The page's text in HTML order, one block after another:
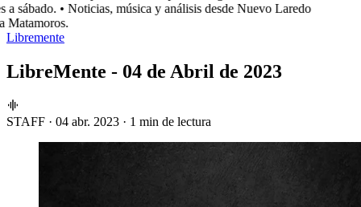
a sábado. • Noticias, música y análisis desde Nuevo Laredo
Matamoros.
Libremente
LibreMente - 04 de Abril de 2023
STAFF · 04 abr. 2023 · 1 min de lectura